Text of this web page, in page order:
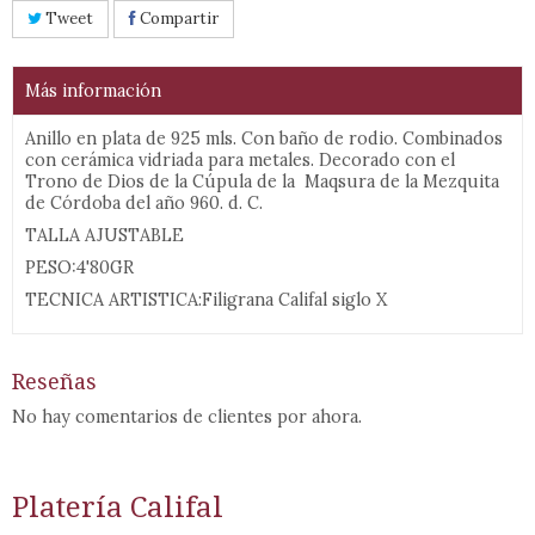
Tweet Compartir
Más información
Anillo en plata de 925 mls. Con baño de rodio. Combinados
con cerámica vidriada para metales. Decorado con el
Trono de Dios de la Cúpula de la Maqsura de la Mezquita
de Córdoba del año 960. d. C.
TALLA AJUSTABLE
PESO:4'80GR
TECNICA ARTISTICA:Filigrana Califal siglo X
Reseñas
No hay comentarios de clientes por ahora.
Platería Califal